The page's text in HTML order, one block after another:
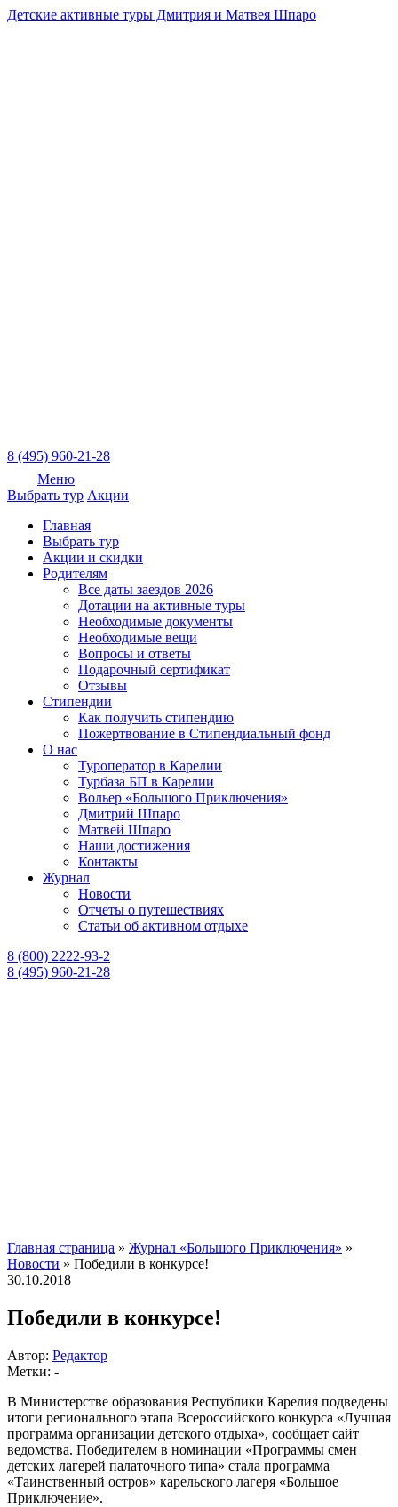
Детские активные туры Дмитрия и Матвея Шпаро
8 (495) 960-21-28
Меню
Выбрать тур Акции
Главная
Выбрать тур
Акции и скидки
Родителям
Все даты заездов 2026
Дотации на активные туры
Необходимые документы
Необходимые вещи
Вопросы и ответы
Подарочный сертификат
Отзывы
Стипендии
Как получить стипендию
Пожертвование в Стипендиальный фонд
О нас
Туроператор в Карелии
Турбаза БП в Карелии
Вольер «Большого Приключения»
Дмитрий Шпаро
Матвей Шпаро
Наши достижения
Контакты
Журнал
Новости
Отчеты о путешествиях
Статьи об активном отдыхе
8 (800) 2222-93-2
8 (495) 960-21-28
Главная страница » Журнал «Большого Приключения» »
Новости » Победили в конкурсе!
30.10.2018
Победили в конкурсе!
Автор: Редактор
Метки: -
В Министерстве образования Республики Карелия подведены
итоги регионального этапа Всероссийского конкурса «Лучшая
программа организации детского отдыха», сообщает сайт
ведомства. Победителем в номинации «Программы смен
детских лагерей палаточного типа» стала программа
«Таинственный остров» карельского лагеря «Большое
Приключение».